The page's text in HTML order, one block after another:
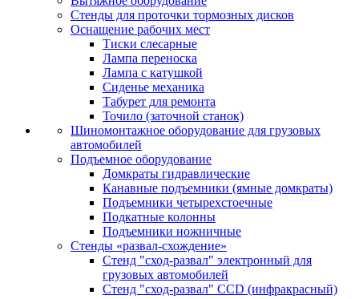
Стенды для проточки тормозных дисков
Оснащение рабочих мест
Тиски слесарные
Лампа переноска
Лампа с катушкой
Сиденье механика
Табурет для ремонта
Точило (заточной станок)
Шиномонтажное оборудование для грузовых
автомобилей
Подъемное оборудование
Домкраты гидравлические
Канавные подъемники (ямные домкраты)
Подъемники четырехстоечные
Подкатные колонны
Подъемники ножничные
Стенды «развал-схождение»
Стенд "сход-развал" электронный для
грузовых автомобилей
Стенд "сход-развал" CCD (инфракрасный)